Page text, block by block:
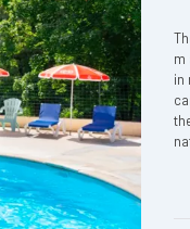
m
in